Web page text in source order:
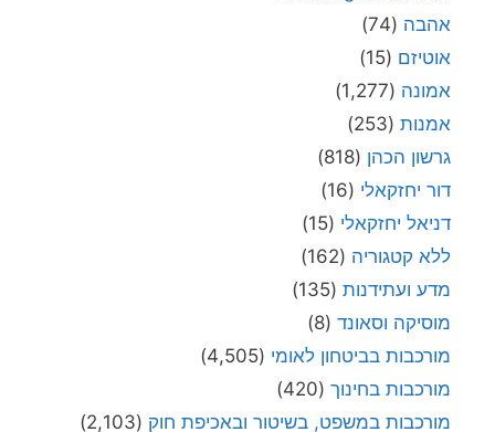
אהבה (74)
אוטיזם (15)
אמונה (1,277)
אמנות (253)
גרשון הכהן (818)
דור יחזקאלי (16)
דניאל יחזקאלי (15)
ללא קטגוריה (162)
מדע ועתידנות (135)
מוסיקה וסאונד (8)
מורכבות בביטחון לאומי (4,505)
מורכבות בחינוך (420)
מורכבות במשפט, בשיטור ובאכיפת חוק (2,103)